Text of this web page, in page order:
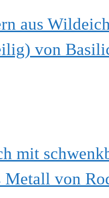
aus
von
mit
Metall von